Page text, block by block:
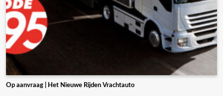
Op aanvraag | Het Nieuwe Rijden Vrachtauto